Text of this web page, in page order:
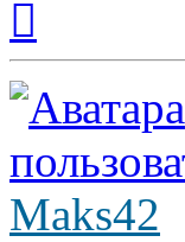
началу
Maks42